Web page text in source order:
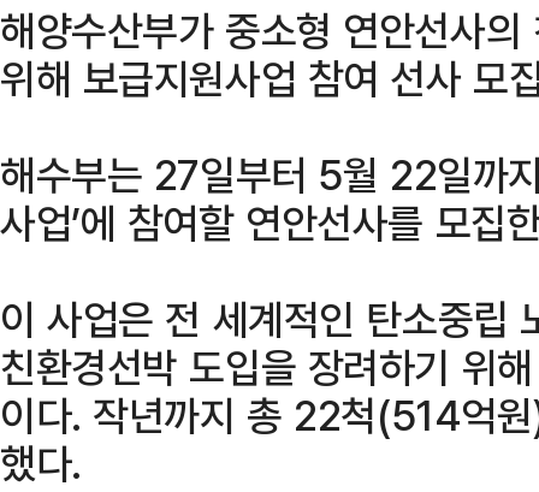
해양수산부가 중소형 연안선사
위해 보급지원사업 참여 선사 모
해수부는 27일부터 5월 22일까
사업’에 참여할 연안선사를 모집
이 사업은 전 세계적인 탄소중립
친환경선박 도입을 장려하기 위
이다. 작년까지 총 22척(514억
했다.